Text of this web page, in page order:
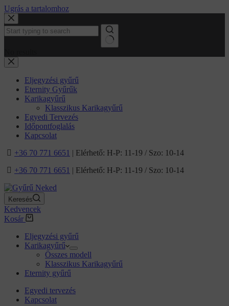
Ugrás a tartalomhoz
Eljegyzési gyűrű
Eternity Gyűrűk
Karikagyűrű
Klasszikus Karikagyűrű
Egyedi Tervezés
Időpontfoglalás
Kapcsolat
+36 70 771 6651 | Elérhető: H-P: 11-19 / Szo: 10-14
+36 70 771 6651 | Elérhető: H-P: 11-19 / Szo: 10-14
Keresés
Kedvencek
Kosár
Eljegyzési gyűrű
Karikagyűrű
Összes modell
Klasszikus Karikagyűrű
Eternity gyűrű
Egyedi tervezés
Kapcsolat